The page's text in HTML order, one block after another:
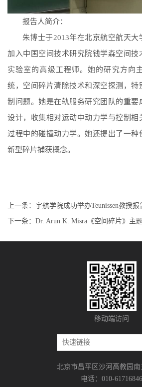
报告人简介：
朱博士于2013年在北京航空航天大
加入中国空间技术研究院钱学森空间技
实验室的高级工程师。她的研究方向
统，空间碎片清除技术和深空探测，特
制问题。她是在轨服务研究团队的重要
设计，收集相对运动中动力学与控制相
过程中的碰撞动力学。她还提出了一种
新型碎片捕获概念。
上一条： 宇航学院成功举办Teunissen教授报
下一条： Dr. Arun K. Misra《空间碎片》主
移动端访问
北京市昌平区沙河高教园南
电话：010-61716846